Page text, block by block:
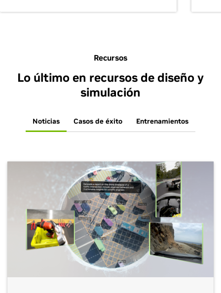
Recursos
Lo último en recursos de diseño y
simulación
Noticias Casos de éxito Entrenamientos